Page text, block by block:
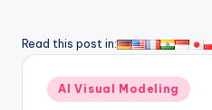
a
Read this post in:
Publicado
en
AI Visual Modeling